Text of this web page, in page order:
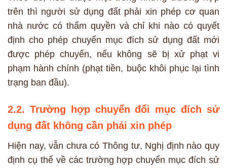
trên thì người sử dụng đất phải xin phép cơ quan
nhà nước có thẩm quyền và chỉ khi nào có quyết
định cho phép chuyển mục đích sử dụng đất mới
được phép chuyển, nếu không sẽ bị xử phạt vi
phạm hành chính (phạt tiền, buộc khôi phục lại tình
trạng ban đầu).
2.2. Trường hợp chuyển đổi mục đích sử
dụng đất không cần phải xin phép
Hiện nay, vẫn chưa có Thông tư, Nghị định nào quy
định cụ thể về các trường hợp chuyển mục đích sử